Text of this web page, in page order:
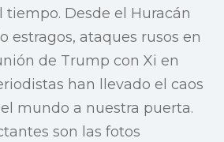
tiempo. Desde el Huracán
estragos, ataques rusos en
de Trump con Xi en
han llevado el caos
mundo a nuestra puerta.
son las fotos